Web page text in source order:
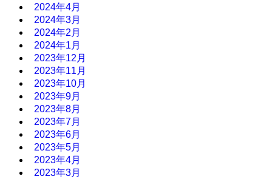
2024年4月
2024年3月
2024年2月
2024年1月
2023年12月
2023年11月
2023年10月
2023年9月
2023年8月
2023年7月
2023年6月
2023年5月
2023年4月
2023年3月